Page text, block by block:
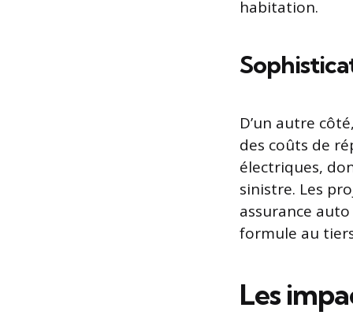
habitation.
D’un autre
des coûts de
électriques,
sinistre. Les
assurance
formule au
Les